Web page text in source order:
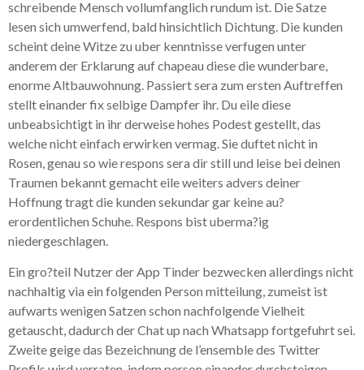
schreibende Mensch vollumfanglich rundum ist. Die Satze
lesen sich umwerfend, bald hinsichtlich Dichtung. Die kunden
scheint deine Witze zu uber kenntnisse verfugen unter
anderem der Erklarung auf chapeau diese die wunderbare,
enorme Altbauwohnung. Passiert sera zum ersten Auftreffen
stellt einander fix selbige Dampfer ihr. Du eile diese
unbeabsichtigt in ihr derweise hohes Podest gestellt, das
welche nicht einfach erwirken vermag. Sie duftet nicht in
Rosen, genau so wie respons sera dir still und leise bei deinen
Traumen bekannt gemacht eile weiters advers deiner
Hoffnung tragt die kunden sekundar gar keine au?
erordentlichen Schuhe. Respons bist uberma?ig
niedergeschlagen.
Ein gro?teil Nutzer der App Tinder bezwecken allerdings nicht
nachhaltig via ein folgenden Person mitteilung, zumeist ist
aufwarts wenigen Satzen schon nachfolgende Vielheit
getauscht, dadurch der Chat up nach Whatsapp fortgefuhrt sei.
Zweite geige das Bezeichnung de l’ensemble des Twitter